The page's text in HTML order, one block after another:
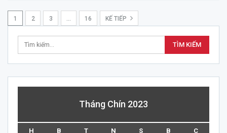
1 2 3 … 16 KẾ TIẾP
Tháng Chín 2023
H B T N S B C